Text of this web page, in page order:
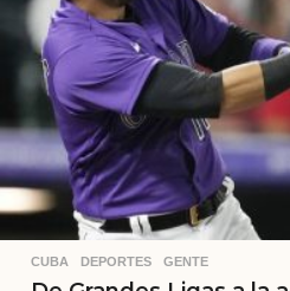
CUBA ,DEPORTES ,GENTE